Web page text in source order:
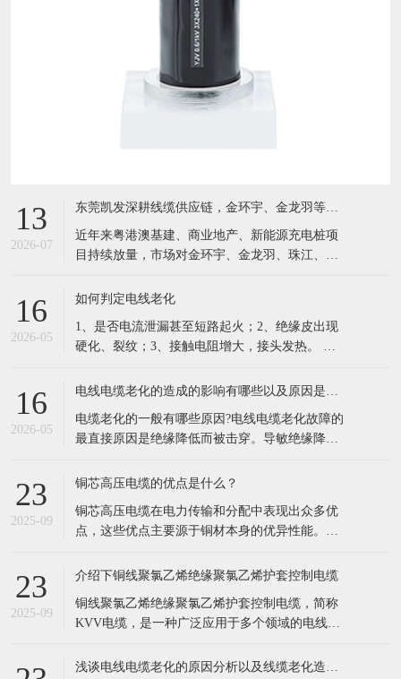
13
2026-07
东莞凯发深耕线缆供应链，金环宇、金龙羽等国标电缆现货充足，服务粤港澳工程市场
近年来粤港澳基建、商业地产、新能源充电桩项
目持续放量，市场对金环宇、金龙羽、珠江、成
的凯发电线电缆，依托十年行业积淀，搭建一站
应商。 公司现有六万余种线缆规格现货储备，覆
盖35KV高压电缆、低烟
16
2026-05
如何判定电线老化
1、是否电流泄漏甚至短路起火；2、绝缘皮出现
硬化、裂纹；3、接触电阻增大，接头发热。 列
荷运行。超负荷运行，由于电流的热效应，负载
集肤效应以及钢铠的涡流损耗、绝缘介质损耗也
会产乍附加热量，从而使电
16
2026-05
电缆老化的一般有哪些原因?电线电缆老化故障的
最直接原因是绝缘降低而被击穿。导敏绝缘降低
乎以下几种情况。 1、电缆老化原因:外力损伤。
展中的 海浦东，现在相当多的电缆故障都是由于
机械损伤引起的。比如：电缆敷设
23
2025-09
铜芯高压电缆的优点是什么？
铜芯高压电缆在电力传输和分配中表现出众多优
点，这些优点主要源于铜材本身的优异性能。以
电阻率远低于铝，这意味着在相同条件下，铜芯
体来说，铜芯电缆的
23
2025-09
介绍下铜线聚氯乙烯绝缘聚氯乙烯护套控制电缆
铜线聚氯乙烯绝缘聚氯乙烯护套控制电缆，简称
KVV电缆，是一种广泛应用于多个领域的电线电
KVV电缆是一种由铜芯线作为导体，外覆聚氯乙浅谈电线电缆老化的原因分析以及线缆老化造成的影响